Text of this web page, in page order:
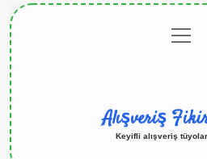
menüyü
aç
Alışveriş
Keyifli alışveriş